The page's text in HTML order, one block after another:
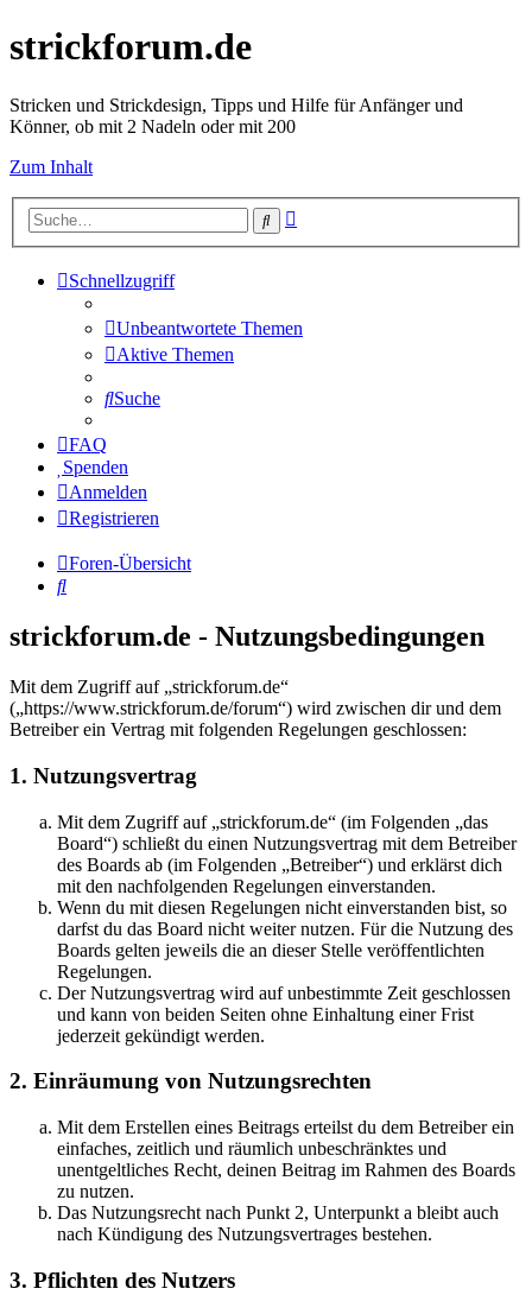
strickforum.de
Stricken und Strickdesign, Tipps und Hilfe für Anfänger und
Könner, ob mit 2 Nadeln oder mit 200
Zum Inhalt
Suche
Schnellzugriff
Unbeantwortete Themen
Aktive Themen
Suche
FAQ
Spenden
Anmelden
Registrieren
Foren-Übersicht
Suche
strickforum.de - Nutzungsbedingungen
Mit dem Zugriff auf „strickforum.de“
(„https://www.strickforum.de/forum“) wird zwischen dir und dem
Betreiber ein Vertrag mit folgenden Regelungen geschlossen:
1. Nutzungsvertrag
Mit dem Zugriff auf „strickforum.de“ (im Folgenden „das
Board“) schließt du einen Nutzungsvertrag mit dem Betreiber
des Boards ab (im Folgenden „Betreiber“) und erklärst dich
mit den nachfolgenden Regelungen einverstanden.
Wenn du mit diesen Regelungen nicht einverstanden bist, so
darfst du das Board nicht weiter nutzen. Für die Nutzung des
Boards gelten jeweils die an dieser Stelle veröffentlichten
Regelungen.
Der Nutzungsvertrag wird auf unbestimmte Zeit geschlossen
und kann von beiden Seiten ohne Einhaltung einer Frist
jederzeit gekündigt werden.
2. Einräumung von Nutzungsrechten
Mit dem Erstellen eines Beitrags erteilst du dem Betreiber ein
einfaches, zeitlich und räumlich unbeschränktes und
unentgeltliches Recht, deinen Beitrag im Rahmen des Boards
zu nutzen.
Das Nutzungsrecht nach Punkt 2, Unterpunkt a bleibt auch
nach Kündigung des Nutzungsvertrages bestehen.
3. Pflichten des Nutzers